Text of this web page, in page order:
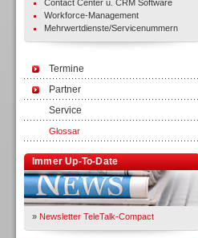
Contact Center u. CRM Software
Workforce-Management
Mehrwertdienste/Servicenummern
Termine
Partner
Service
Glossar
Immer Up-To-Date
» Newsletter TeleTalk-Compact